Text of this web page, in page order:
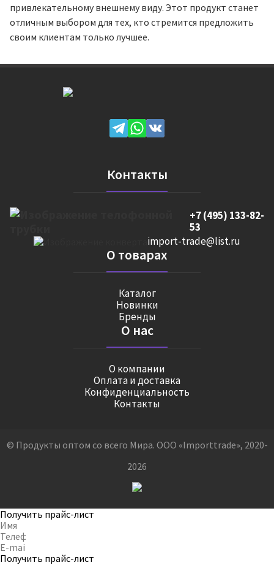
привлекательному внешнему виду. Этот продукт станет
отличным выбором для тех, кто стремится предложить
своим клиентам только лучшее.
Контакты
+7 (495) 133-82-
53
import-trade@list.ru
О товарах
Каталог
Новинки
Бренды
О нас
О компании
Оплата и доставка
Конфиденциальность
Контакты
© Продукты оптом со всего Мира. ООО «Importtrade», 2020-
2026
Получить прайс-лист
Получить прайс-лист